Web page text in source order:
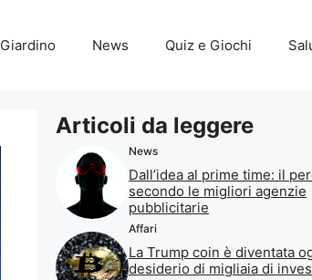
Giardino News Quiz e Giochi
Articoli da leggere
News
Dall’idea al prime time: il
secondo le migliori agenzie
pubblicitarie
Affari
La Trump coin è diventata
desiderio di migliaia di